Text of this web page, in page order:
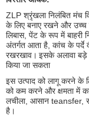
ZLP श्रृंखला निलंबित मंच
के लिए बनाए रखने और उच्च
लिबास, पेंट के रूप में बाहरी
अंतर्गत आता है, कांच के पर्दे
रखरखाव। इसके अलावा बड़े
किया जा सकता
इस उत्पाद को लागू करने के
को कम करने और क्षमता में
लचीला, आसान teansfer,
है।